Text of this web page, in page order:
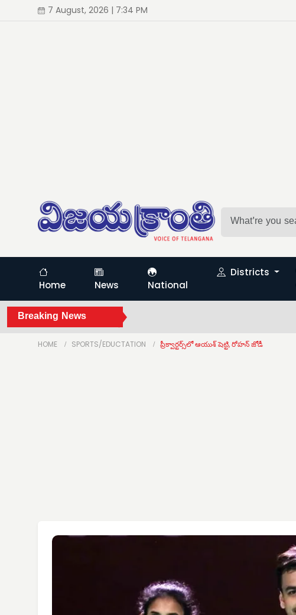
7 August, 2026 | 7:34 PM
Home News National
Districts
Breaking News
HOME SPORTS/EDUCTATION ప్రీక్వార్టర్స్‌లో ఆయుశ్ షెట్టి, రోహన్ జోడీ